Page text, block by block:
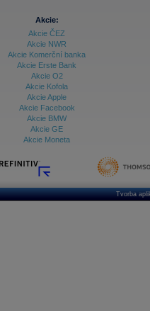
Akcie:
Akcie ČEZ
Akcie NWR
Akcie Komerční banka
Akcie Erste Bank
Akcie O2
Akcie Kofola
Akcie Apple
Akcie Facebook
Akcie BMW
Akcie GE
Akcie Moneta
Tvorba